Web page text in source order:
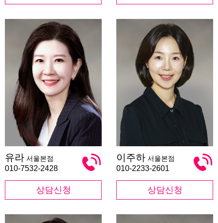
라
유라 서울본점
010-7532-2428
상담신청
주
하
이주하 서울본점
010-2233-2601
상담신청